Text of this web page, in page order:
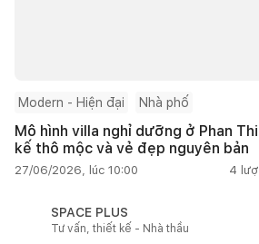
Modern - Hiện đại Nhà phố
Mô hình villa nghỉ dưỡng ở Phan
kế thô mộc và vẻ đẹp nguyên bản
27/06/2026, lúc 10:00 4
SPACE PLUS
Tư vấn, thiết kế - Nhà thầu